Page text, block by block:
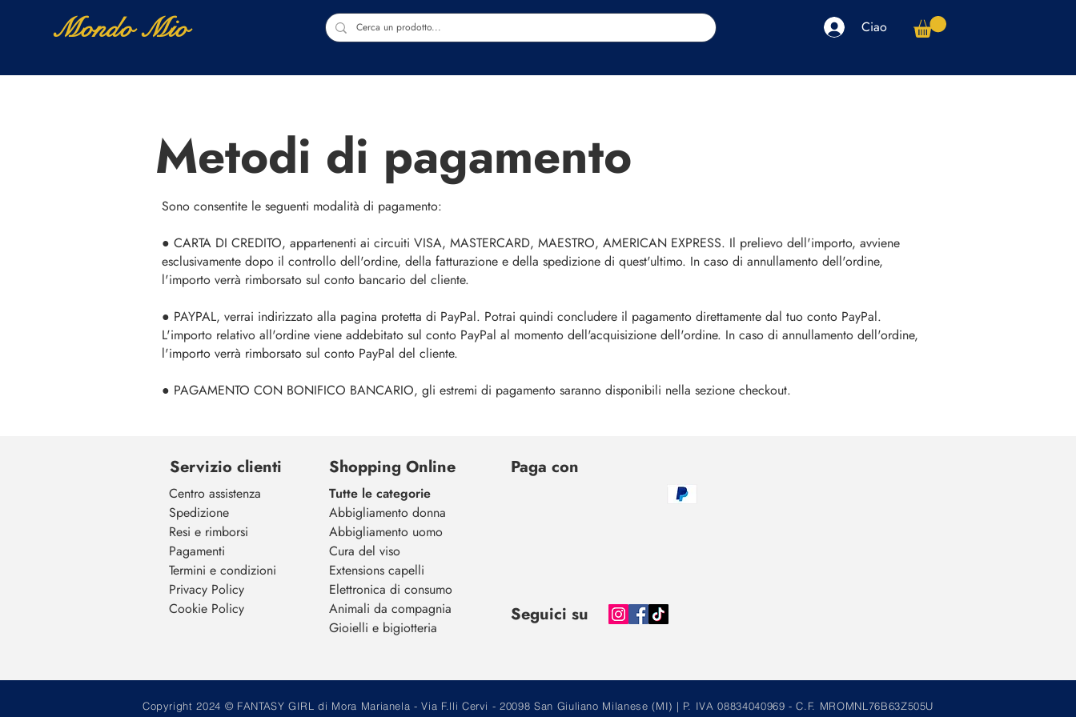
Mondo Mio Ciao
Metodi di pagamento
Sono consentite le seguenti modalità di pagamento:
● CARTA DI CREDITO, appartenenti ai circuiti VISA, MASTERCARD, MAESTRO, AMERICAN EXPRESS. Il prelievo dell'importo, avviene
esclusivamente dopo il controllo dell'ordine, della fatturazione e della spedizione di quest'ultimo. In caso di annullamento dell'ordine,
l'importo verrà rimborsato sul conto bancario del cliente.
● PAYPAL, verrai indirizzato alla pagina protetta di PayPal. Potrai quindi concludere il pagamento direttamente dal tuo conto PayPal.
L'importo relativo all'ordine viene addebitato sul conto PayPal al momento dell'acquisizione dell'ordine. In caso di annullamento dell'ordine,
l'importo verrà rimborsato sul conto PayPal del cliente.
● PAGAMENTO CON BONIFICO BANCARIO, gli estremi di pagamento saranno disponibili nella sezione checkout.
Servizio clienti
Centro assistenza
Spedizione
Resi e rimborsi
Pagamenti
Termini e condizioni
Privacy Policy
Cookie Policy
Shopping Online
Tutte le categorie
Abbigliamento donna
Abbigliamento uomo
Cura del viso
Extensions capelli
Elettronica di consumo
Animali da compagnia
Gioielli e bigiotteria
Paga con
Seguici su
Copyright 2024 © FANTASY GIRL di Mora Marianela - Via F.lli Cervi - 20098 San Giuliano Milanese (MI) | P. IVA 08834040969 - C.F. MROMNL76B63Z505U